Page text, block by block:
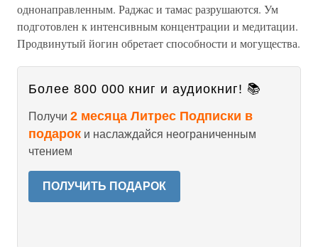
однонаправленным. Раджас и тамас разрушаются. Ум
подготовлен к интенсивным концентрации и медитации.
Продвинутый йогин обретает способности и могущества.
Более 800 000 книг и аудиокниг! 📚
Получи 2 месяца Литрес Подписки в
подарок и наслаждайся неограниченным
чтением
ПОЛУЧИТЬ ПОДАРОК